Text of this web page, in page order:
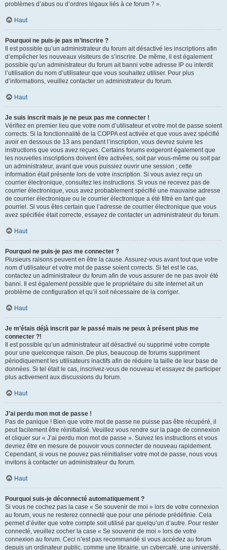
problèmes d’abus ou d’ordres légaux liés à ce forum ? ».
Haut
Pourquoi ne puis-je pas m’inscrire ?
Il est possible qu’un administrateur du forum ait désactivé les inscriptions afin
d’empêcher les nouveaux visiteurs de s’inscrire. De même, il est également
possible qu’un administrateur du forum ait banni votre adresse IP ou interdit
l’utilisation du nom d’utilisateur que vous souhaitez utiliser. Pour plus
d’informations, veuillez contacter un administrateur du forum.
Haut
Je suis inscrit mais je ne peux pas me connecter !
Vérifiez en premier lieu que votre nom d’utilisateur et votre mot de passe soient
corrects. Si la fonctionnalité de la COPPA est activée et que vous avez spécifié
avoir en dessous de 13 ans pendant l’inscription, vous devrez suivre les
instructions que vous avez reçues. Certains forums exigeront également que
les nouvelles inscriptions doivent être activées, soit par vous-même ou soit par
un administrateur, avant que vous puissiez ouvrir une session ; cette
information était présente lors de votre inscription. Si vous aviez reçu un
courrier électronique, consultez les instructions. Si vous ne recevez pas de
courrier électronique, vous avez probablement spécifié une mauvaise adresse
de courrier électronique ou le courrier électronique a été filtré en tant que
pourriel. Si vous êtes certain que l’adresse de courrier électronique que vous
avez spécifiée était correcte, essayez de contacter un administrateur du forum.
Haut
Pourquoi ne puis-je pas me connecter ?
Plusieurs raisons peuvent en être la cause. Assurez-vous avant tout que votre
nom d’utilisateur et votre mot de passe soient corrects. Si tel est le cas,
contactez un administrateur du forum afin de vous assurer de ne pas avoir été
banni. Il est également possible que le propriétaire du site internet ait un
problème de configuration et qu’il soit nécessaire de la corriger.
Haut
Je m’étais déjà inscrit par le passé mais ne peux à présent plus me
connecter ?!
Il est possible qu’un administrateur ait désactivé ou supprimé votre compte
pour une quelconque raison. De plus, beaucoup de forums suppriment
périodiquement les utilisateurs inactifs afin de réduire la taille de leur base de
données. Si tel était le cas, inscrivez-vous de nouveau et essayez de participer
plus activement aux discussions du forum.
Haut
J’ai perdu mon mot de passe !
Pas de panique ! Bien que votre mot de passe ne puisse pas être récupéré, il
peut facilement être réinitialisé. Veuillez vous rendre sur la page de connexion
et cliquer sur « J’ai perdu mon mot de passe ». Suivez les instructions et vous
devriez être en mesure de pouvoir vous connecter de nouveau rapidement.
Cependant, si vous ne pouvez pas réinitialiser votre mot de passe, nous vous
invitons à contacter un administrateur du forum.
Haut
Pourquoi suis-je déconnecté automatiquement ?
Si vous ne cochez pas la case « Se souvenir de moi » lors de votre connexion
au forum, vous ne resterez connecté que pour une période prédéfinie. Cela
permet d’éviter que votre compte soit utilisé par quelqu’un d’autre. Pour rester
connecté, veuillez cocher la case « Se souvenir de moi » lors de votre
connexion au forum. Ceci n’est pas recommandé si vous accédez au forum
depuis un ordinateur public, comme une librairie, un cybercafé, une université,